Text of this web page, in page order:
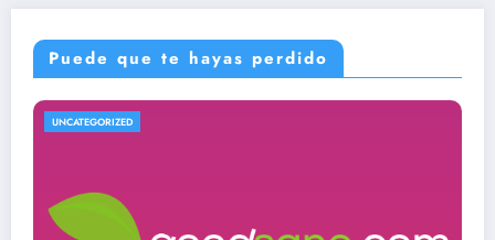
Puede que te hayas perdido
UNCATEGORIZED